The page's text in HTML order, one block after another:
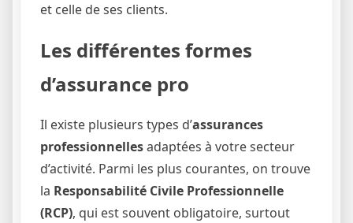
et celle de ses clients.
Les différentes formes
d’assurance pro
Il existe plusieurs types d’assurances
professionnellesadaptées à votre secteur
d’activité. Parmi les plus courantes, on trouve
la Responsabilité Civile Professionnelle
(RCP), qui est souvent obligatoire, surtout